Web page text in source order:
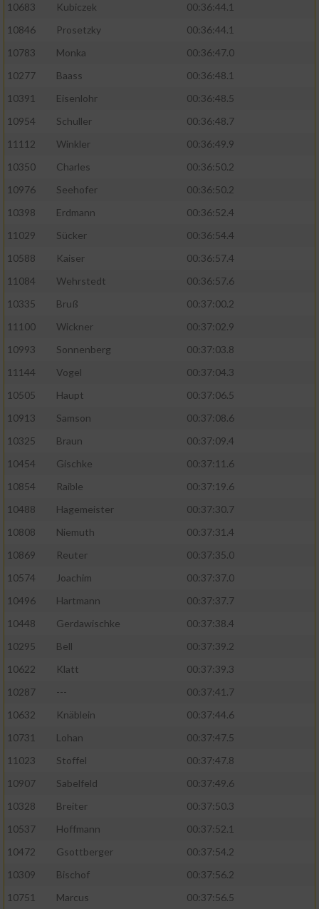
10683
Kubiczek
00:36:44.1
10846
Prosetzky
00:36:44.1
10783
Monka
00:36:47.0
10277
Baass
00:36:48.1
10391
Eisenlohr
00:36:48.5
10954
Schuller
00:36:48.7
11112
Winkler
00:36:49.9
10350
Charles
00:36:50.2
10976
Seehofer
00:36:50.2
10398
Erdmann
00:36:52.4
11029
Sücker
00:36:54.4
10588
Kaiser
00:36:57.4
11084
Wehrstedt
00:36:57.6
10335
Bruß
00:37:00.2
11100
Wickner
00:37:02.9
10993
Sonnenberg
00:37:03.8
11144
Vogel
00:37:04.3
10505
Haupt
00:37:06.5
10913
Samson
00:37:08.6
10325
Braun
00:37:09.4
10454
Gischke
00:37:11.6
10854
Raible
00:37:19.6
10488
Hagemeister
00:37:30.7
10808
Niemuth
00:37:31.4
10869
Reuter
00:37:35.0
10574
Joachim
00:37:37.0
10496
Hartmann
00:37:37.7
10448
Gerdawischke
00:37:38.4
10295
Bell
00:37:39.2
10622
Klatt
00:37:39.3
10287
---
00:37:41.7
10632
Knäblein
00:37:44.6
10731
Lohan
00:37:47.5
11023
Stoffel
00:37:47.8
10907
Sabelfeld
00:37:49.6
10328
Breiter
00:37:50.3
10537
Hoffmann
00:37:52.1
10472
Gsottberger
00:37:54.2
10309
Bischof
00:37:56.2
10751
Marcus 00:37:56.5